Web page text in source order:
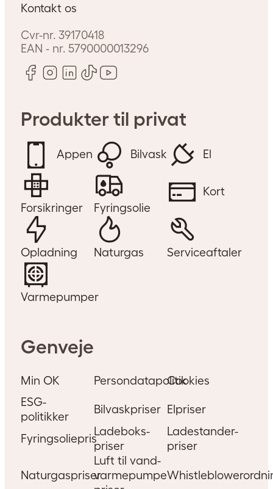
I den kolde tid vasker vi oftere
bilen i vaskehallen i stedet for i
indkørslen, og det giver på
mange måder mening. Ikke
Vask i indkørslen eller
vaskehal?
Synes du, det er vildt hyggeligt
at vaske bilen i indkørslen? For
eksempel på en solrig
Kontakt os
Cvr-nr. 39170418
EAN - nr.5790000013296
Produkter til privat
Appen Bilvask El
Forsikringer Fyringsolie
Kort
Opladning Naturgas Serviceaftaler
Varmepumper
Genveje
Min OK PersondatapolitikCookies
ESG-
politikker
Bilvaskpriser Elpriser
Fyringsoliepris
Ladeboks-
priser
Ladestander-
priser
Naturgaspriser
Luft til vand-
varmepumpe